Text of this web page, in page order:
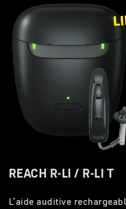
REACH R-LI / R-LI T
L’aide auditive